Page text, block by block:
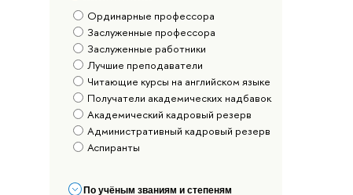
Ординарные профессора
Заслуженные профессора
Заслуженные работники
Лучшие преподаватели
Читающие курсы на английском языке
Получатели академических надбавок
Академический кадровый резерв
Административный кадровый резерв
Аспиранты
По учёным званиям и степеням